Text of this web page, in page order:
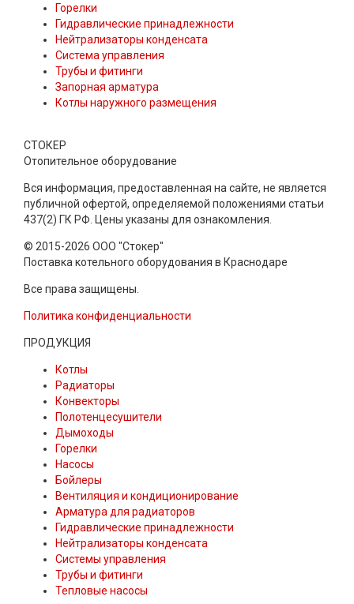
Горелки
Гидравлические принадлежности
Нейтрализаторы конденсата
Система управления
Трубы и фитинги
Запорная арматура
Котлы наружного размещения
СТОКЕР
Отопительное оборудование
Вся информация, предоставленная на сайте, не является
публичной офертой, определяемой положениями статьи
437(2) ГК РФ. Цены указаны для ознакомления.
© 2015-2026 ООО "Стокер"
Поставка котельного оборудования в Краснодаре
Все права защищены.
Политика конфиденциальности
ПРОДУКЦИЯ
Котлы
Радиаторы
Конвекторы
Полотенцесушители
Дымоходы
Горелки
Насосы
Бойлеры
Вентиляция и кондиционирование
Арматура для радиаторов
Гидравлические принадлежности
Нейтрализаторы конденсата
Системы управления
Трубы и фитинги
Тепловые насосы